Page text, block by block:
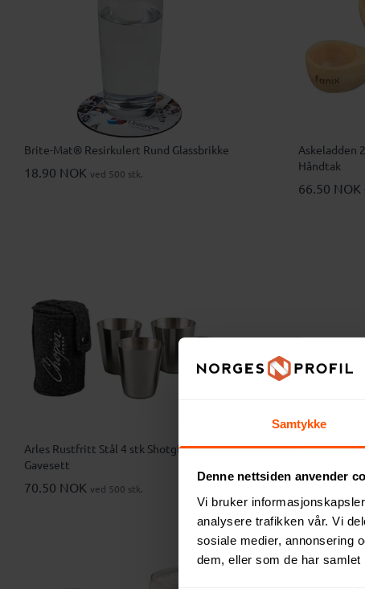
Samtykke
Denne nettsiden anvender
Vi bruker
analysere trafikken vår. Vi
sosiale medier, annonsering
dem, eller som de har
Brite-Mat® Resirkulert Rund Glassbrikke
18.90 NOK ved 500 stk.
Askeladden
Håndtak
66.50 NOK
Arles Rustfritt Stål 4 stk Shotglass
Gavesett
70.50 NOK ved 500 stk.
Brite-Mat®